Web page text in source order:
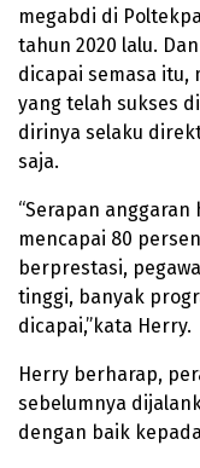
megabdi di
tahun 2020 lalu.
dicapai semasa itu,
yang telah sukses
dirinya selaku
saja.
“Serapan
mencapai 80
berprestasi,
tinggi, banyak
dicapai,”kata Herry.
Herry berharap,
sebelumnya
dengan baik